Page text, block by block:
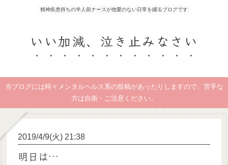
精神疾患持ちの半人前ナースが他愛のない日常を綴るブログです
いい加減、泣き止みなさい
当ブログには時々メンタルヘルス系の投稿があったりしますので、苦手な
方は自衛・ご注意ください。
2019/4/9(火) 21:38
明日は…